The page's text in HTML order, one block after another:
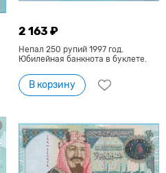
2 163 ₽
Непал 250 рупий 1997 год.
Юбилейная банкнота в буклете.
В корзину